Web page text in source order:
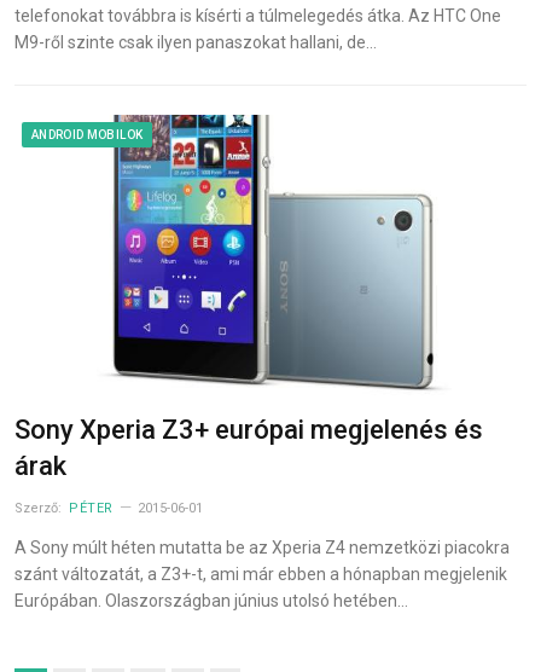
telefonokat továbbra is kísérti a túlmelegedés átka. Az HTC One
M9-ről szinte csak ilyen panaszokat hallani, de…
ANDROID MOBILOK
Sony Xperia Z3+ európai megjelenés és
árak
Szerző: PÉTER 2015-06-01
A Sony múlt héten mutatta be az Xperia Z4 nemzetközi piacokra
szánt változatát, a Z3+-t, ami már ebben a hónapban megjelenik
Európában. Olaszországban június utolsó hetében…